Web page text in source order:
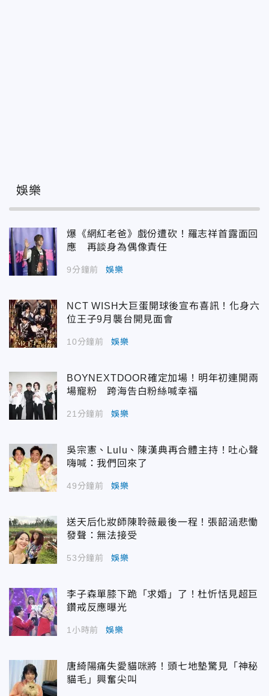
娛樂
爆《網紅老爸》戲份遭砍！羅志祥首露面回
應 再談身為偶像責任
9分鐘前 娛樂
NCT WISH大巨蛋開球後宣布喜訊！化身六
位王子9月襲台開見面會
10分鐘前 娛樂
BOYNEXTDOOR確定加場！明年初連開兩
場寵粉 跨海告白粉絲喊幸福
21分鐘前 娛樂
吳宗憲、Lulu、陳漢典再合體主持！吐心聲
嗨喊：我們回來了
49分鐘前 娛樂
送天后化妝師陳聆薇最後一程！張韶涵悲慟
發聲：無法接受
53分鐘前 娛樂
李子森單膝下跪「求婚」了！杜忻恬見超巨
鑽戒反應曝光
1小時前 娛樂
唐綺陽痛失愛貓咪將！頭七地墊驚見「神秘
貓毛」興奮尖叫